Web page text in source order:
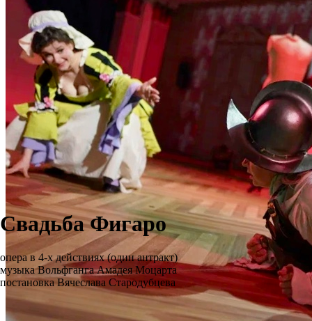
Свадьба Фигаро
опера в 4-х действиях (один антракт)
музыка Вольфганга Амадея Моцарта
постановка Вячеслава Стародубцева